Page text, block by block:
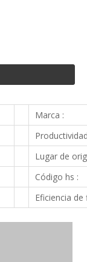
Marca :
Lugar de
Código hs :
Eficiencia